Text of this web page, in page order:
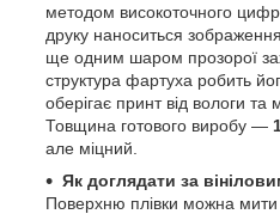
методом високоточного
друку наноситься
ще одним шаром прозорої
структура фартуха робить
оберігає принт від вологи
Товщина готового виробу —
але міцний.
Як доглядати за
Поверхню плівки можна